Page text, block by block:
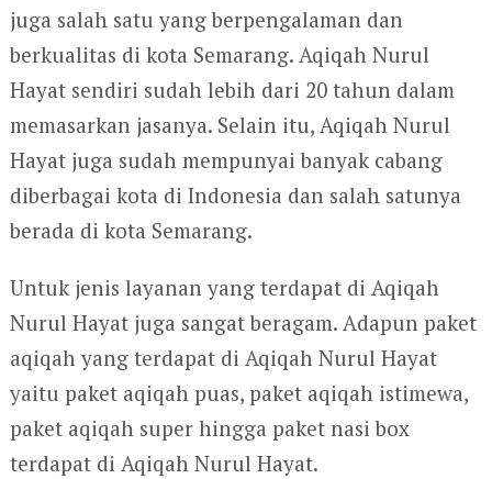
juga salah satu yang berpengalaman dan
berkualitas di kota Semarang. Aqiqah Nurul
Hayat sendiri sudah lebih dari 20 tahun dalam
memasarkan jasanya. Selain itu, Aqiqah Nurul
Hayat juga sudah mempunyai banyak cabang
diberbagai kota di Indonesia dan salah satunya
berada di kota Semarang.
Untuk jenis layanan yang terdapat di Aqiqah
Nurul Hayat juga sangat beragam. Adapun paket
aqiqah yang terdapat di Aqiqah Nurul Hayat
yaitu paket aqiqah puas, paket aqiqah istimewa,
paket aqiqah super hingga paket nasi box
terdapat di Aqiqah Nurul Hayat.